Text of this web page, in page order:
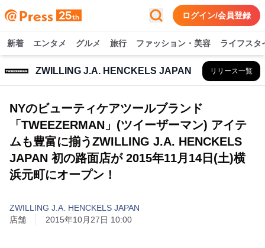
ログイン/会員登録
新着 エンタメ グルメ 旅行 ファッション・美容 ライフスタ
ZWILLING J.A. HENCKELS JAPAN リリース一覧
NYのビューティケアツールブランド
「TWEEZERMAN」(ツイーザーマン) アイテ
ムも豊富に揃うZWILLING J.A. HENCKELS
JAPAN 初の路面店が 2015年11月14日(土)横
浜元町にオープン！
ZWILLING J.A. HENCKELS JAPAN
店舗
2015年10月27日 10:00